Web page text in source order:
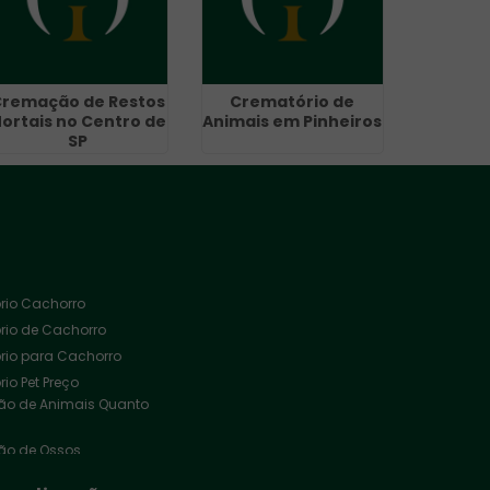
de Restos
no Centro de
SP
Crematório de
Animais em Pinheiros
Cachorro
de Cachorro
para Cachorro
Pet Preço
de Animais Quanto
de Ossos